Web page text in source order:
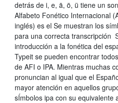
detrás de i, e, ä, ö, ü tiene un
Alfabeto Fonético Internacional
inglés) es el Se muestran los
para una correcta transcripción
introducción a la fonética del
Typeit se pueden encontrar
de AFI o IPA. Mientras muchas
pronuncian al igual que el
mayor atención en aquellos
sÍmbolos ipa con su equivalente